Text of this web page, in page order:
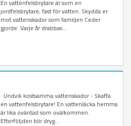
En vattenfelsbrytare är som en
jordfelsbrytare, fast för vatten. Skydda er
mot vattenskador som familjen Ceder
gjorde. Varje år drabbas...
Undvik kostsamma vattenskador - Skaffa
en vattenfelsbrytare! En vattenläcka hemma
är lika oväntad som ovälkommen.
Efterföljden blir dryg...